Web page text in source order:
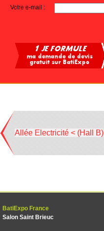
Votre e-mail :
Allée Electricité < (Hall B)
BatiExpo France
Salon Saint Brieuc